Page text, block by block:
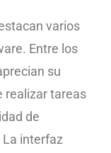
varios
Entre los
su
realizar tareas
de
interfaz